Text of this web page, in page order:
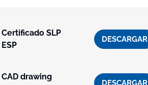
Certificado SLP
ESP
DESCARGAR
CAD drawing
DESCARGAR